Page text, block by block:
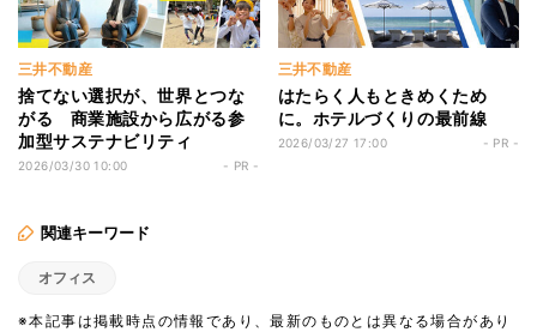
三井不動産
捨てない選択が、世界とつな
がる 商業施設から広がる参
加型サステナビリティ
2026/03/30 10:00 - PR -
三井不動産
はたらく人もときめくため
に。ホテルづくりの最前線
2026/03/27 17:00 - PR -
関連キーワード
オフィス
※本記事は掲載時点の情報であり、最新のものとは異なる場合があり